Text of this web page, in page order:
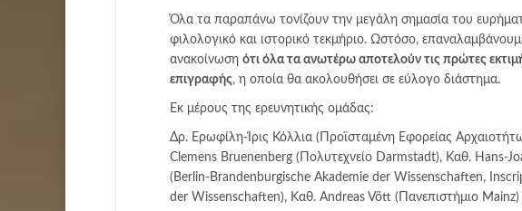
Όλα τα παραπάνω τονίζουν την μεγάλη σημασία του
φιλολογικό και ιστορικό τεκμήριο. Ωστόσο,
ανακοίνωση ότι όλα τα ανωτέρω αποτελούν τις πρώτες
επιγραφής, η οποία θα ακολουθήσει σε εύλογο διάστημα.
Εκ μέρους της ερευνητικής ομάδας:
Δρ. Ερωφίλη-Ίρις Κόλλια (Προϊσταμένη Εφορείας
Clemens Bruenenberg (Πoλυτεχνείο Darmstadt), Kαθ. Hans-
(Berlin-Brandenburgische Akademie der Wissenschaften,
der Wissenschaften), Kαθ. Andreas Vött (Πανεπιστήμιο Mainz)